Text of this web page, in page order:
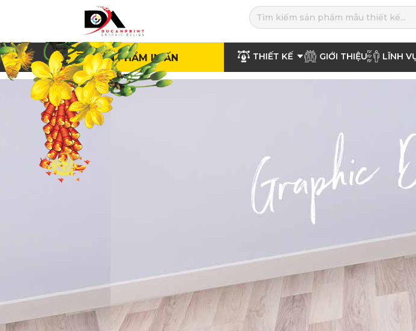
SẢN PHẨM IN ẤN THIẾT KẾ GIỚI THIỆU LĨNH